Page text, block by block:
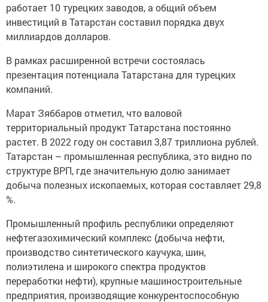
работает 10 турецких заводов, а общий объем
инвестиций в Татарстан составил порядка двух
миллиардов долларов.
В рамках расширенной встречи состоялась
презентация потенциала Татарстана для турецких
компаний.
Марат Зяббаров отметил, что валовой
территориальный продукт Татарстана постоянно
растет. В 2022 году он составил 3,87 триллиона рублей.
Татарстан – промышленная республика, это видно по
структуре ВРП, где значительную долю занимает
добыча полезных ископаемых, которая составляет 29,8
%.
Промышленный профиль республики определяют
нефтегазохимический комплекс (добыча нефти,
производство синтетического каучука, шин,
полиэтилена и широкого спектра продуктов
переработки нефти), крупные машиностроительные
предприятия, производящие конкурентоспособную